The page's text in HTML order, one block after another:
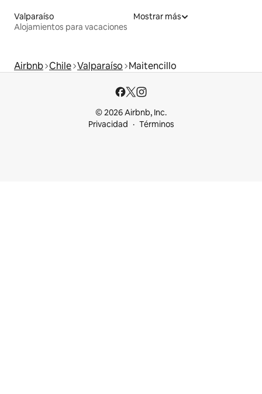
Valparaíso
Alojamientos para vacaciones
Mostrar más
Airbnb Chile Valparaíso Maitencillo
© 2026 Airbnb, Inc.
Privacidad
Términos